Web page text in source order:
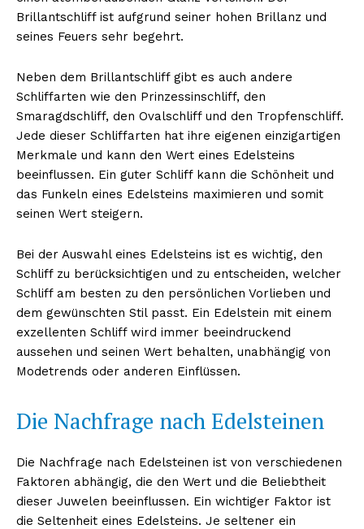
Brillantschliff ist aufgrund seiner hohen Brillanz und
seines Feuers sehr begehrt.
Neben dem Brillantschliff gibt es auch andere
Schliffarten wie den Prinzessinschliff, den
Smaragdschliff, den Ovalschliff und den Tropfenschliff.
Jede dieser Schliffarten hat ihre eigenen einzigartigen
Merkmale und kann den Wert eines Edelsteins
beeinflussen. Ein guter Schliff kann die Schönheit und
das Funkeln eines Edelsteins maximieren und somit
seinen Wert steigern.
Bei der Auswahl eines Edelsteins ist es wichtig, den
Schliff zu berücksichtigen und zu entscheiden, welcher
Schliff am besten zu den persönlichen Vorlieben und
dem gewünschten Stil passt. Ein Edelstein mit einem
exzellenten Schliff wird immer beeindruckend
aussehen und seinen Wert behalten, unabhängig von
Modetrends oder anderen Einflüssen.
Die Nachfrage nach Edelsteinen
Die Nachfrage nach Edelsteinen ist von verschiedenen
Faktoren abhängig, die den Wert und die Beliebtheit
dieser Juwelen beeinflussen. Ein wichtiger Faktor ist
die Seltenheit eines Edelsteins. Je seltener ein